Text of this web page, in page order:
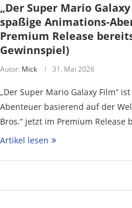
„Der Super Mario
spaßige Animations-
Premium Release
Gewinnspiel)
Autor: Mick 31. Mai 2026
„Der Super Mario Galaxy Film“
Abenteuer basierend auf der
Bros.“ jetzt im Premium Release
Artikel lesen